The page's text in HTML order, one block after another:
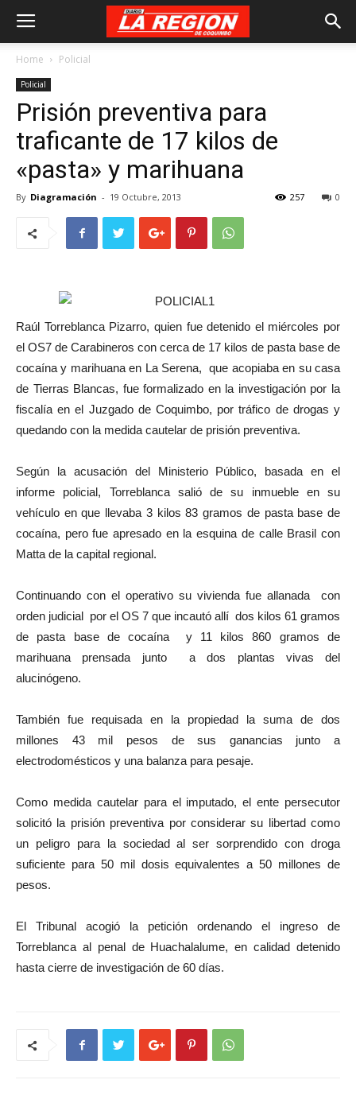
Home Policial
Policial
Prisión preventiva para
traficante de 17 kilos de
«pasta» y marihuana
By Diagramación - 19 Octubre, 2013 0
257
Raúl Torreblanca Pizarro, quien fue detenido el miércoles por
el OS7 de Carabineros con cerca de 17 kilos de pasta base de
cocaína y marihuana en La Serena, que acopiaba en su casa
de Tierras Blancas, fue formalizado en la investigación por la
fiscalía en el Juzgado de Coquimbo, por tráfico de drogas y
quedando con la medida cautelar de prisión preventiva.
Según la acusación del Ministerio Público, basada en el
informe policial, Torreblanca salió de su inmueble en su
vehículo en que llevaba 3 kilos 83 gramos de pasta base de
cocaína, pero fue apresado en la esquina de calle Brasil con
Matta de la capital regional.
Continuando con el operativo su vivienda fue allanada con
orden judicial por el OS 7 que incautó allí dos kilos 61 gramos
de pasta base de cocaína y 11 kilos 860 gramos de
marihuana prensada junto a dos plantas vivas del
alucinógeno.
También fue requisada en la propiedad la suma de dos
millones 43 mil pesos de sus ganancias junto a
electrodomésticos y una balanza para pesaje.
Como medida cautelar para el imputado, el ente persecutor
solicitó la prisión preventiva por considerar su libertad como
un peligro para la sociedad al ser sorprendido con droga
suficiente para 50 mil dosis equivalentes a 50 millones de
pesos.
El Tribunal acogió la petición ordenando el ingreso de
Torreblanca al penal de Huachalalume, en calidad detenido
hasta cierre de investigación de 60 días.